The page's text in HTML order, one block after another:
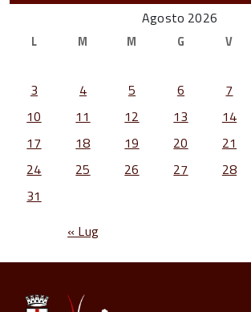
Agosto 2026
L M M G V
3
4 5 6 7
10
11 12 13 14
17
18 19 20 21
24
25 26 27 28
31
« Lug